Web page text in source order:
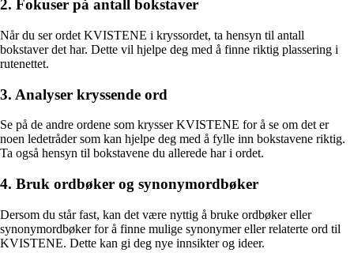
2. Fokuser på antall bokstaver
Når du ser ordet KVISTENE i kryssordet, ta hensyn til antall
bokstaver det har. Dette vil hjelpe deg med å finne riktig plassering i
rutenettet.
3. Analyser kryssende ord
Se på de andre ordene som krysser KVISTENE for å se om det er
noen ledetråder som kan hjelpe deg med å fylle inn bokstavene riktig.
Ta også hensyn til bokstavene du allerede har i ordet.
4. Bruk ordbøker og synonymordbøker
Dersom du står fast, kan det være nyttig å bruke ordbøker eller
synonymordbøker for å finne mulige synonymer eller relaterte ord til
KVISTENE. Dette kan gi deg nye innsikter og ideer.